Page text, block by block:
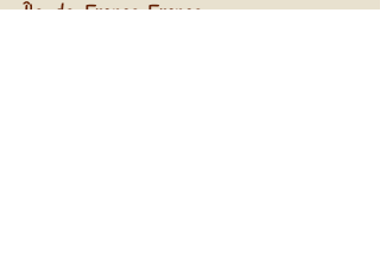
​Île-de-France, France